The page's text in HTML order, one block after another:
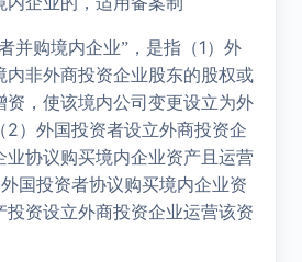
并购境内企业”，是指（1）外
内非外商投资企业股东的股权或
资，使该境内公司变更设立为外
2）外国投资者设立外商投资企
业协议购买境内企业资产且运营
外国投资者协议购买境内企业资
投资设立外商投资企业运营该资